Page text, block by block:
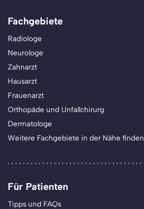
Fachgebiete
Radiologe
Neurologe
Zahnarzt
Hausarzt
Frauenarzt
Orthopäde und Unfallchirurg
Dermatologe
Weitere Fachgebiete in der Nähe finden
Für Patienten
Tipps und FAQs